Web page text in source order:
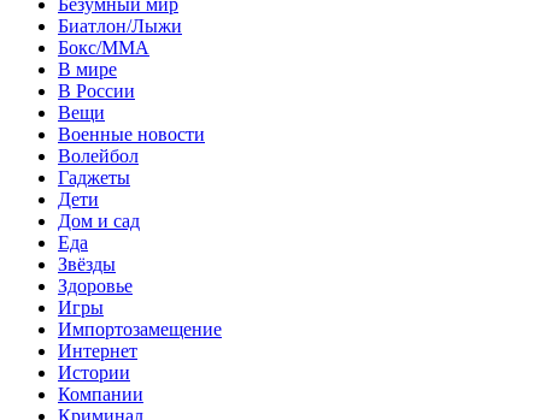
Биатлон/Лыжи
Бокс/MMA
В мире
В России
Вещи
Военные новости
Волейбол
Гаджеты
Дети
Дом и сад
Еда
Звёзды
Здоровье
Игры
Импортозамещение
Интернет
Истории
Компании
Криминал